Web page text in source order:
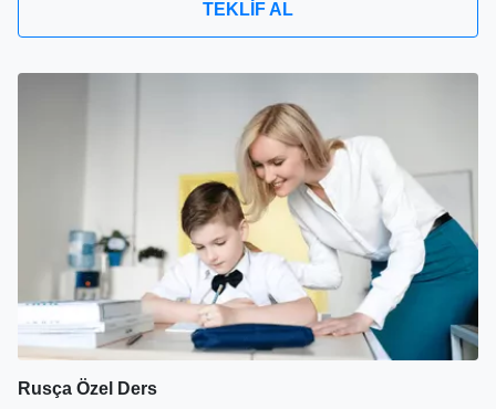
TEKLİF AL
Rusça Özel Ders